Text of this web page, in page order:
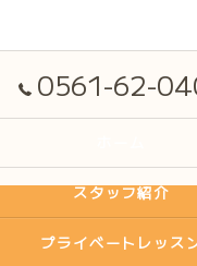
0561-62-
スタッフ紹介
プライベートレッス